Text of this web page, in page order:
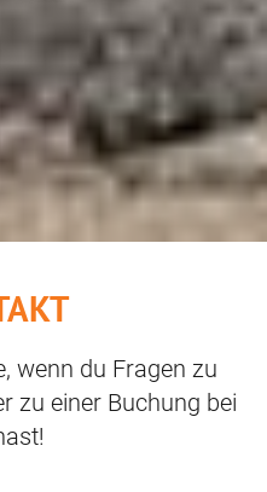
wenn du Fragen zu
zu einer Buchung bei